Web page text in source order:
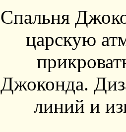
Спальня
царскую
Джоконда.
линий и